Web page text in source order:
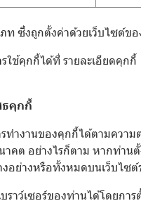
ท ซึ่งถูกตั้งค่าด้วยเว็บไซต์ขอ
ใช้คุกกี้ได้ที่รายละเอียดคุกกี้
ธคุกกี้
ทำงานของคุกกี้ได้ตามความ
คต อย่างไรก็ตาม หากท่าน
อย่างหรือทั้งหมดบนเว็บไซต์
ราว์เซอร์ของท่านได้โดยการ